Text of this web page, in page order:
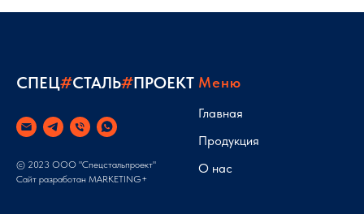
СПЕЦ#СТАЛЬ#ПРОЕКТ
© 2023 ООО "Спецстальпроект"
Сайт разработан MARKETING+
Меню
Главная
Продукция
О нас